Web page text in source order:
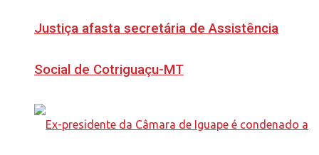
Justiça afasta secretária de Assistência
Social de Cotriguaçu-MT